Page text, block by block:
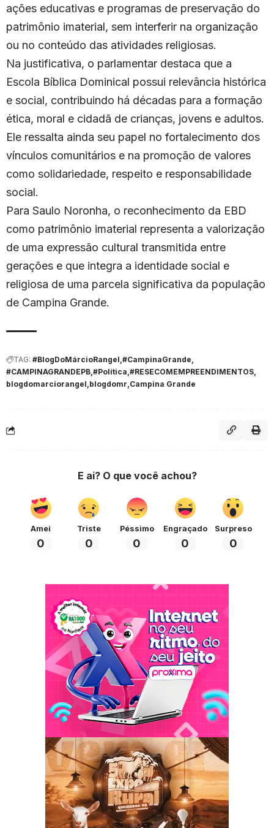
ações educativas e programas de preservação do
patrimônio imaterial, sem interferir na organização
ou no conteúdo das atividades religiosas.
Na justificativa, o parlamentar destaca que a
Escola Bíblica Dominical possui relevância histórica
e social, contribuindo há décadas para a formação
ética, moral e cidadã de crianças, jovens e adultos.
Ele ressalta ainda seu papel no fortalecimento dos
vínculos comunitários e na promoção de valores
como solidariedade, respeito e responsabilidade
social.
Para Saulo Noronha, o reconhecimento da EBD
como patrimônio imaterial representa a valorização
de uma expressão cultural transmitida entre
gerações e que integra a identidade social e
religiosa de uma parcela significativa da população
de Campina Grande.
TAG: #BlogDoMárcioRangel #CampinaGrande
#CAMPINAGRANDEPB #Política #RESECOMEMPREENDIMENTOS
blogdomarciorangel blogdomr Campina Grande
E ai? O que você achou?
Amei
0
Triste
0
Péssimo
0
Engraçado
0
Surpreso
0